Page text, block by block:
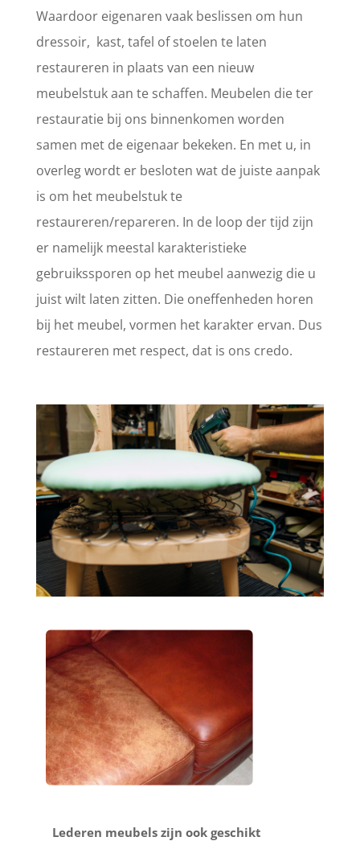
Waardoor eigenaren vaak beslissen om hun
dressoir, kast, tafel of stoelen te laten
restaureren in plaats van een nieuw
meubelstuk aan te schaffen. Meubelen die ter
restauratie bij ons binnenkomen worden
samen met de eigenaar bekeken. En met u, in
overleg wordt er besloten wat de juiste aanpak
is om het meubelstuk te
restaureren/repareren. In de loop der tijd zijn
er namelijk meestal karakteristieke
gebruikssporen op het meubel aanwezig die u
juist wilt laten zitten. Die oneffenheden horen
bij het meubel, vormen het karakter ervan. Dus
restaureren met respect, dat is ons credo.
Lederen meubels zijn ook geschikt